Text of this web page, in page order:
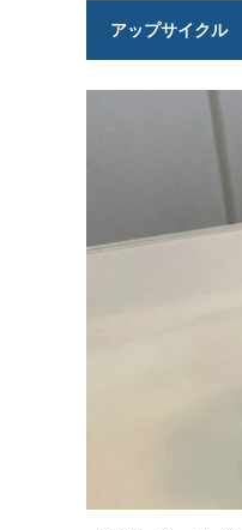
アップサイクル